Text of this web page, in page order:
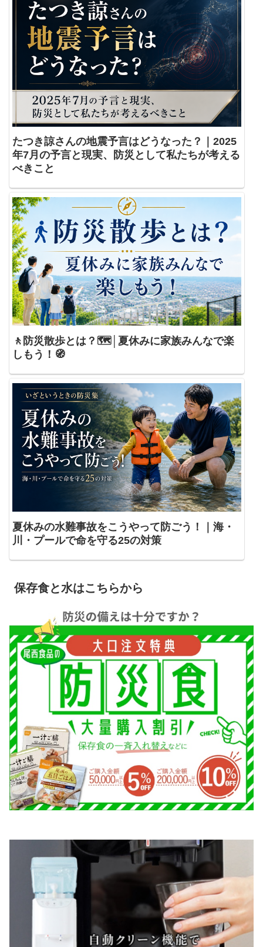
たつき諒さんの地震予言はどうなった？｜2025
年7月の予言と現実、防災として私たちが考える
べきこと
🚶防災散歩とは？🗺️│夏休みに家族みんなで楽
しもう！🧭
夏休みの水難事故をこうやって防ごう！｜海・
川・プールで命を守る25の対策
保存食と水はこちらから